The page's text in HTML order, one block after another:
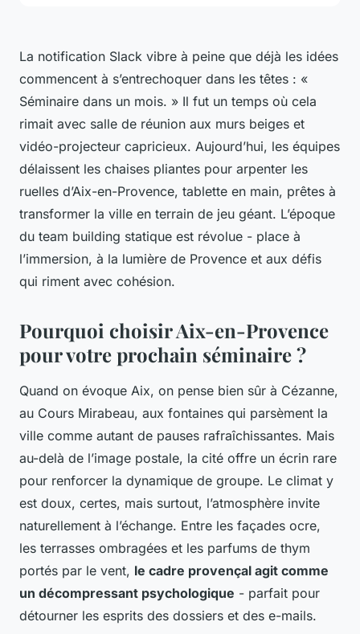
La notification Slack vibre à peine que déjà les idées
commencent à s’entrechoquer dans les têtes : «
Séminaire dans un mois. » Il fut un temps où cela
rimait avec salle de réunion aux murs beiges et
vidéo-projecteur capricieux. Aujourd’hui, les équipes
délaissent les chaises pliantes pour arpenter les
ruelles d’Aix-en-Provence, tablette en main, prêtes à
transformer la ville en terrain de jeu géant. L’époque
du team building statique est révolue - place à
l’immersion, à la lumière de Provence et aux défis
qui riment avec cohésion.
Pourquoi choisir Aix-en-Provence
pour votre prochain séminaire ?
Quand on évoque Aix, on pense bien sûr à Cézanne,
au Cours Mirabeau, aux fontaines qui parsèment la
ville comme autant de pauses rafraîchissantes. Mais
au-delà de l’image postale, la cité offre un écrin rare
pour renforcer la dynamique de groupe. Le climat y
est doux, certes, mais surtout, l’atmosphère invite
naturellement à l’échange. Entre les façades ocre,
les terrasses ombragées et les parfums de thym
portés par le vent, le cadre provençal agit comme
un décompressant psychologique - parfait pour
détourner les esprits des dossiers et des e-mails.